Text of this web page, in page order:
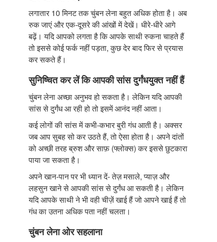
लगातार 10 मिनट तक चुंबन लेना बहुत अधिक होता है। अब
रुक जाएं और एक-दूसरे की आंखों में देखें। धीरे-धीरे आगे
बढ़ें। यदि आपको लगता है कि आपके साथी रुकना चाहते हैं
तो इससे कोई फर्क नहीं पड़ता, कुछ देर बाद फिर से प्रयास
कर सकते हैं।
सुनिष्चित कर लें कि आपकी सांस दुर्गंधयुक्त नहीं हैं
चुंबन लेना अच्छा अनुभव हो सकता है। लेकिन यदि आपकी
सांस से दुर्गंध आ रही हो तो इसमें आनंद नहीं आता।
कई लोगों की सांस में कभी-कभार बुरी गंध आती है। अक्सर
जब आप सुबह सो कर उठते हैं, तो ऐसा होता है। अपने दांतों
को अच्छी तरह ब्रुश और साफ़ (फ्लोक्स) कर इससे छुटकारा
पाया जा सकता है।
अपने खान-पान पर भी ध्यान दें- तेज़ मसाले, प्याज़ और
लहसुन खाने से आपकी सांस से दुर्गंध आ सकती है। लेकिन
यदि आपके साथी ने भी वही चीज़ें खाई हैं जो आपने खाई हैं तो
गंध का उतना अधिक पता नहीं चलता।
चुंबन लेना ओर सहलाना